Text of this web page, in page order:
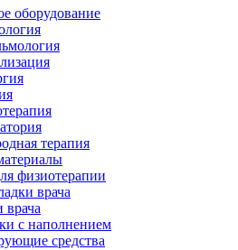
оборудование
терапия
физиотерапии
врача
врача
с наполнением
средства